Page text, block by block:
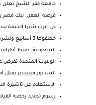
جامعة كفر الشيخ تعلن
فرصة العمر.. بنك مصر
حى غرب شبرا الخيمة
خطفوها 3 أسابيع ونشروا فيديو اغتصابها.. تفاصيل ما ...
السعودية: ضبط
الولايات المتحدة
السناتور مينينديز
الاستعلام عن تأشيرة
رسوم تجديد رخصة القيادة 10 سنوات في